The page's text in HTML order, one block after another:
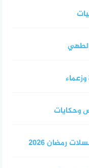
وزعماء
وحكايات
رمضان 2026